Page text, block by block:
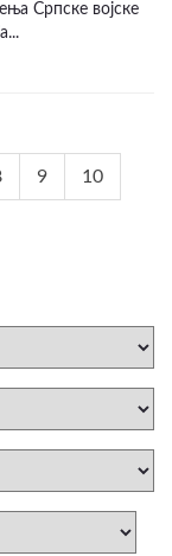
Српске војске
9 10